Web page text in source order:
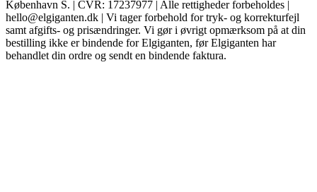
København S. | CVR: 17237977 | Alle rettigheder forbeholdes |
hello@elgiganten.dk | Vi tager forbehold for tryk- og korrekturfejl
samt afgifts- og prisændringer. Vi gør i øvrigt opmærksom på at din
bestilling ikke er bindende for Elgiganten, før Elgiganten har
behandlet din ordre og sendt en bindende faktura.